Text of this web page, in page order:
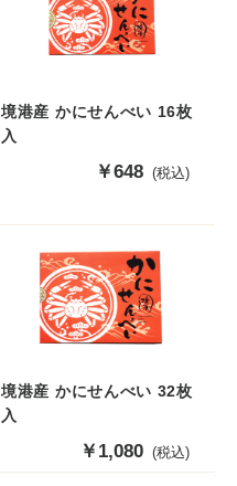
境港産 かにせんべい 16枚
入
販
￥648 (税込)
境港産 かにせんべい 32枚
入
販
売
￥1,080 (税込)